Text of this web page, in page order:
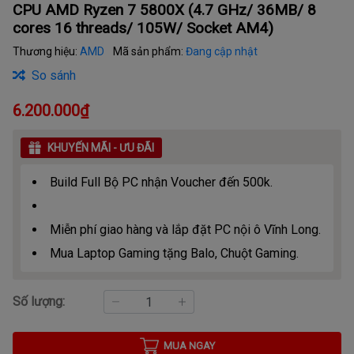
CPU AMD Ryzen 7 5800X (4.7 GHz/ 36MB/ 8
cores 16 threads/ 105W/ Socket AM4)
Thương hiệu: AMD Mã sản phẩm: Đang cập nhật
So sánh
6.200.000₫
KHUYẾN MÃI - ƯU ĐÃI
Build Full Bộ PC nhận Voucher đến 500k.
Miễn phí giao hàng và lắp đặt PC nội ô Vĩnh Long.
Mua Laptop Gaming tặng Balo, Chuột Gaming.
Số lượng:
MUA NGAY